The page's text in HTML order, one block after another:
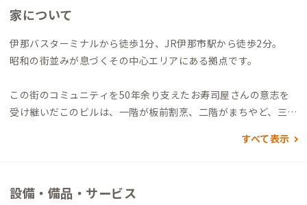
家について
伊那バスターミナルから徒歩1分、JR伊那市駅から徒歩2分。
昭和の街並みが息づくその中心エリアにある拠点です。
この街のコミュニティを50年余り支えたお寿司屋さんの意志を
受け継いだこのビルは、一階が板前割烹、二階がまちやど、三階
3階からは東西を囲む3000m級の山々と南北を貫く天竜川が空と
また、街中では移住、Uターン、二代、三代続く老舗等のカフェ
すべて表示
設備・備品・サービス